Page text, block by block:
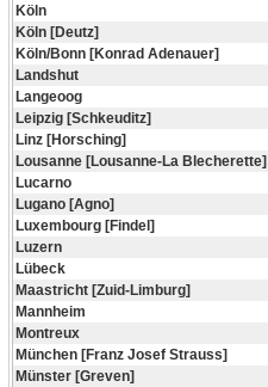
Köln
Köln [Deutz]
Köln/Bonn [Konrad Adenauer]
Landshut
Langeoog
Leipzig [Schkeuditz]
Linz [Horsching]
Lousanne [Lousanne-La Blecherette]
Lucarno
Lugano [Agno]
Luxembourg [Findel]
Luzern
Lübeck
Maastricht [Zuid-Limburg]
Mannheim
Montreux
München [Franz Josef Strauss]
Münster [Greven]